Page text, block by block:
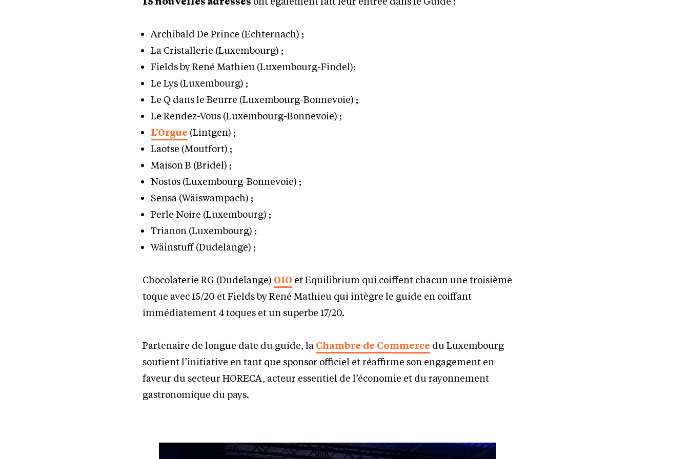
Archibald De Prince (Echternach) ;
La Cristallerie (Luxembourg) ;
Fields by René Mathieu (Luxembourg-Findel);
Le Lys (Luxembourg) ;
Le Q dans le Beurre (Luxembourg-Bonnevoie) ;
Le Rendez-Vous (Luxembourg-Bonnevoie) ;
L’Orgue (Lintgen) ;
Laotse (Moutfort) ;
Maison B (Bridel) ;
Nostos (Luxembourg-Bonnevoie) ;
Sensa (Wäiswampach) ;
Perle Noire (Luxembourg) ;
Trianon (Luxembourg) ;
Wäinstuff (Dudelange) ;
Chocolaterie RG (Dudelange) OIO et Equilibrium qui coiffent chacun une troisième
toque avec 15/20 et Fields by René Mathieu qui intègre le guide en coiffant
immédiatement 4 toques et un superbe 17/20.
Partenaire de longue date du guide, la Chambre de Commerce du Luxembourg
soutient l’initiative en tant que sponsor officiel et réaffirme son engagement en
faveur du secteur HORECA, acteur essentiel de l’économie et du rayonnement
gastronomique du pays.